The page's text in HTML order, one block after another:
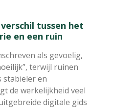
tussen het
en een ruin
als gevoelig,
terwijl ruinen
stabieler en
de werkelijkheid veel
digitale gids